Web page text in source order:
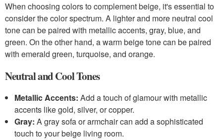
When choosing colors to complement beige, it's essential to
consider the color spectrum. A lighter and more neutral cool
tone can be paired with metallic accents, gray, blue, and
green. On the other hand, a warm beige tone can be paired
with emerald green, turquoise, and orange.
Neutral and Cool Tones
Metallic Accents: Add a touch of glamour with metallic
accents like gold, silver, or copper.
Gray: A gray sofa or armchair can add a sophisticated
touch to your beige living room.